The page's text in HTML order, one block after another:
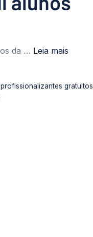
da … Leia mais
gratuitos